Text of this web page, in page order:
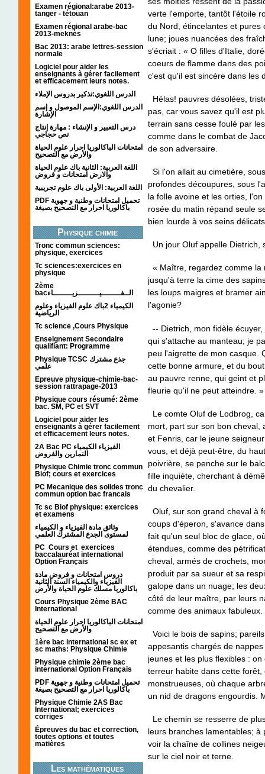
Examen régional:arabe 2013-
tanger - tétouan
Examen régional arabe-bac
2013-meknès
Bac 2013: arabe lettres-session
normale
Logiciel pour aider les
enseignants à gérer facilement
et efficacement leurs notes.
الدرس اللغوي:تذكير بدروس الإملاء
الدرس اللغوي:الإسم الموصول و إسم
الإشارة
درس التعبير و الإنشاء : مهارة إنتاج
نص حجاجي
امتحانات الباكالوريا احرار علوم الحياة
والأرض مع التصحيح
اللغة العربية: الثانية باك علوم الحياة
والارض امتحانات و فروض
اللغة العربية: الأولى باك علوم تجريبية
PDF تحميل امتحانات وطنية و جهوية
باكالوريا احرار مع التصحيح بصيغة
Physique chimie
Tronc commun sciences:
physique, exercices
Tc sciences:exercices en
physique
2ème
bacالــفــــــــيـــــــــزيــــــــاء
الكيمياء 2باك علوم الفيزياء وعلوم
الرياضية
Tc science ,Cours Physique
Enseignement Secondaire
qualifiant: Programme
Physique TCSC جذع مشترك
علمي
Epreuve physique-chimie-bac-
session rattrapage-2013
Physique cours résumé: 2ème
bac. SM, PC et SVT
Logiciel pour aider les
enseignants à gérer facilement
et efficacement leurs notes.
2A Bac PC الفيزياء الكيمياء
التمارين والفروض
Physique Chimie tronc commun
Biof; cours et exercices
PC Mecanique des solides tronc
commun option bac francais
Tc sc Biof physique: exercices
et examens
وثائق مادة الفيزياء و الكيمياء
PC Cours et exercices
baccalauréat international
Option Français
دروس امتحانات و فروض مادة
الفيزياء والكيمياء السنة الثانية
باكالوريا مسلك علوم الحياة والأرض
Cours Physique 2ème BAC
International
امتحانات الباكالوريا احرار علوم الحياة
والأرض مع التصحيح
1ère bac international sc ex et
sc maths: Physique Chimie
Physique chimie 2ème bac
international Option Français
PDF تحميل امتحانات وطنية و جهوية
باكالوريا احرار مع التصحيح بصيغة
Physique Chimie 2AS Bac
International; exercices
corriges
Épreuves du bac et correction,
toutes options et toutes
matières
Les mathématiques
verte l'emporte, tantôt l'étoile
du Nord, étincelantes et pures
lune; joues nuancées des
s'écriait : « O filles d'Italie,
coeurs de flamme dans des
c'est qu'il est sincère dans les
Hélas! pauvres désolées,
pas, car vous savez qu'il est
terrain sans cesse foulé par
comme dans le combat de
de son adversaire.
Si l'on allait au cimetière,
profondes découpures, sous
la folle avoine et les orties,
rosée du matin répand seule
bien lourde à vos seins
Un jour Oluf appelle Dietrich,
« Maître, regardez comme la
jusqu'à terre la cime des
les loups maigres et bramer
l'agonie?
-- Dietrich, mon fidèle
qui s'attache au manteau; je
peu l'aigrette de mon casque.
cette bonne armure, et du
au pauvre renne, qui geint et
fleurie qu'il ne peut atteindre. »
Le comte Oluf de Lodbrog,
mort, part sur son bon cheval,
et Fenris, car le jeune
vous, et déjà peut-être, du
poivrière, se penche sur le
fille inquiète, cherchant à
du chevalier.
Oluf, sur son grand cheval à
coups d'éperon, s'avance
fait qu'un seul bloc de glace,
étendues, comme des
cheval, armés de crochets,
produit par sa sueur et sa
galope dans un nuage; les
côté de leur maître, par leurs
comme des animaux fabuleux.
Voici le bois de sapins;
appesantis chargés de
jeunes et les plus flexibles :
terreur habite dans cette
monstrueuses, où chaque
un nid de dragons engourdis.
Le chemin se resserre de
leurs branches lamentables;
voir la chaîne de collines
sur le ciel noir et terne.